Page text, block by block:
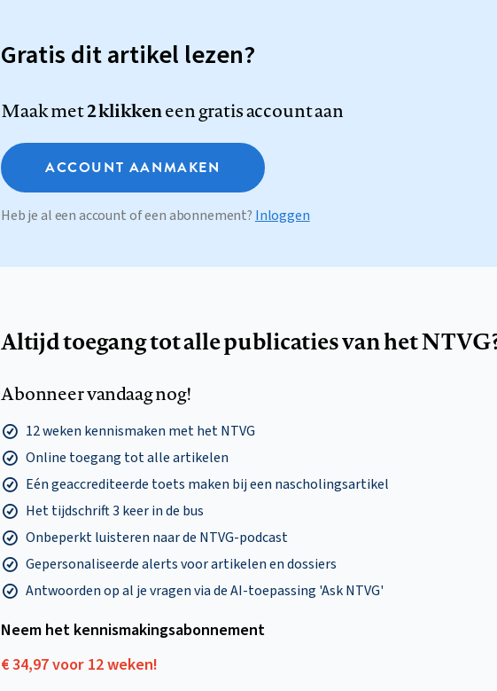
Gratis dit artikel lezen?
Maak met2 klikkeneen gratis account aan
ACCOUNT AANMAKEN
Heb je al een account of een abonnement? Inloggen
Altijd toegang tot alle publicaties van het
Abonneer vandaag nog!
12 weken kennismaken met het NTVG
Online toegang tot alle artikelen
Eén geaccrediteerde toets maken bij een nascholingsartikel
Het tijdschrift 3 keer in de bus
Onbeperkt luisteren naar de NTVG-podcast
Gepersonaliseerde alerts voor artikelen en dossiers
Antwoorden op al je vragen via de AI-toepassing 'Ask NTVG'
Neem het kennismakings­abonnement
€ 34,97 voor 12 weken!